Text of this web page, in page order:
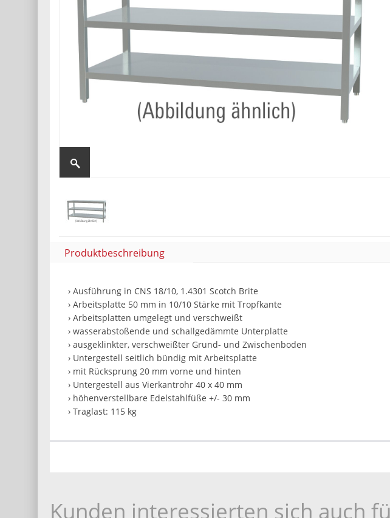
Produktbeschreibung
› Ausführung in CNS 18/10, 1.4301 Scotch Brite
› Arbeitsplatte 50 mm in 10/10 Stärke mit Tropfkante
› Arbeitsplatten umgelegt und verschweißt
› wasserabstoßende und schallgedämmte Unterplatte
› ausgeklinkter, verschweißter Grund- und Zwischenboden
› Untergestell seitlich bündig mit Arbeitsplatte
› mit Rücksprung 20 mm vorne und hinten
› Untergestell aus Vierkantrohr 40 x 40 mm
› höhenverstellbare Edelstahlfüße +/- 30 mm
› Traglast: 115 kg
Kunden interessierten sich auch